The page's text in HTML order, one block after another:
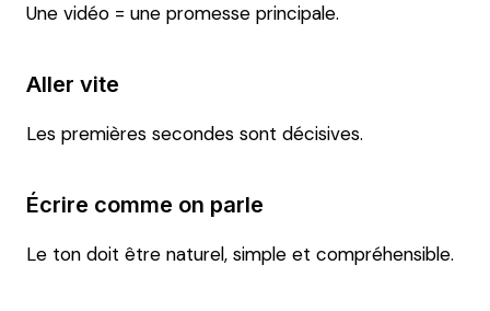
Une vidéo = une promesse principale.
Aller vite
Les premières secondes sont décisives.
Écrire comme on parle
Le ton doit être naturel, simple et compréhensible.